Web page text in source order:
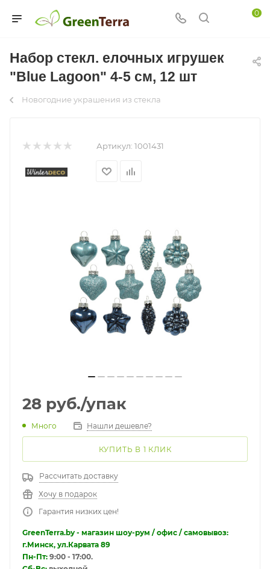
0
Набор стекл. елочных игрушек
"Blue Lagoon" 4-5 см, 12 шт
Новогодние украшения из стекла
Артикул: 1001431
28 руб./упак
Много Нашли дешевле?
КУПИТЬ В 1 КЛИК
Рассчитать доставку
Хочу в подарок
Гарантия низких цен!
GreenTerra.by - магазин шоу-рум / офис / самовывоз:
г.Минск, ул.Карвата 89
Пн-Пт: 9:00 - 17:00.